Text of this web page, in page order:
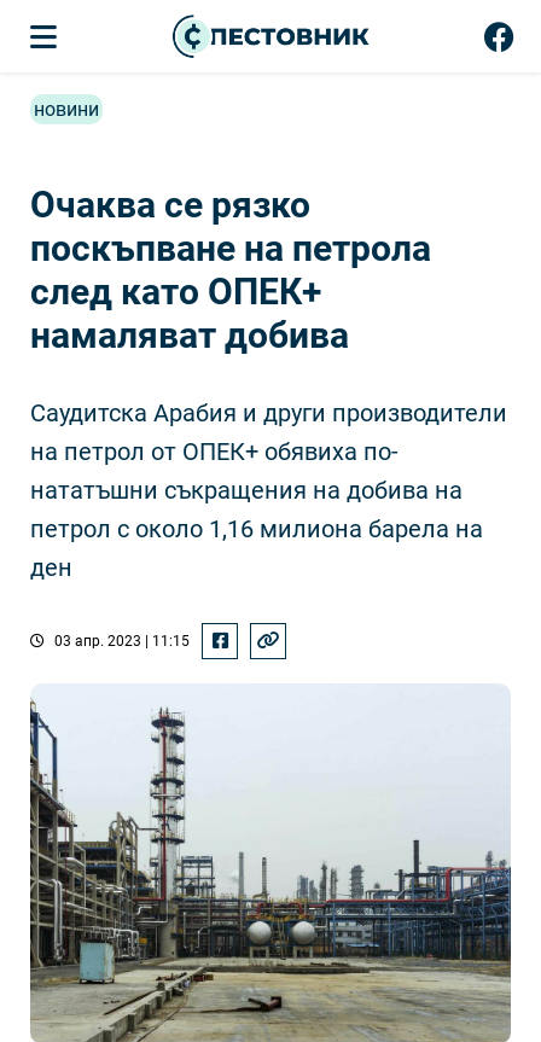
новини
Очаква се рязко
поскъпване на петрола
след като ОПЕК+
намаляват добива
Саудитска Арабия и други производители
на петрол от ОПЕК+ обявиха по-
нататъшни съкращения на добива на
петрол с около 1,16 милиона барела на
ден
03 апр. 2023 | 11:15